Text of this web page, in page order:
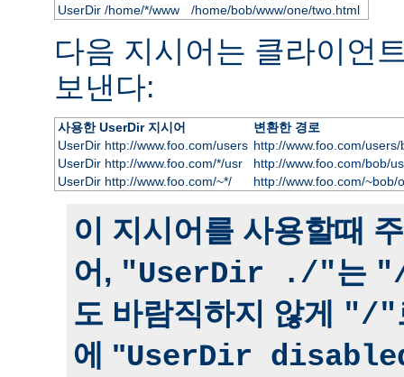
UserDir /home/*/www
/home/bob/www/one/two.html
다음 지시어는 클라이언
보낸다:
사용한 UserDir 지시어
변환한 경로
UserDir http://www.foo.com/users http://www.foo.com/
UserDir http://www.foo.com/*/usr
http://www.foo.com/bob/
UserDir http://www.foo.com/~*/
http://www.foo.com/~bob/
이 지시어를 사용할때
어, "UserDir ./"는
도 바람직하지 않게
"/"
에 "UserDir